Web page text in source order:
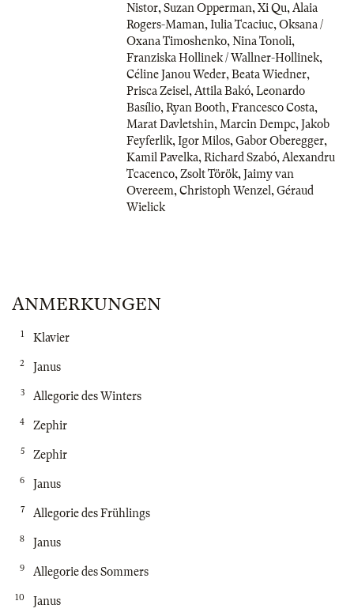
Nistor, Suzan Opperman, Xi Qu, Alaia
Rogers-Maman, Iulia Tcaciuc, Oksana /
Oxana Timoshenko, Nina Tonoli,
Franziska Hollinek / Wallner-Hollinek,
Céline Janou Weder, Beata Wiedner,
Prisca Zeisel , Attila Bakó, Leonardo
Basílio, Ryan Booth, Francesco Costa,
Marat Davletshin, Marcin Dempc, Jakob
Feyferlik, Igor Milos, Gabor Oberegger,
Kamil Pavelka, Richard Szabó, Alexandru
Tcacenco, Zsolt Török, Jaimy van
Overeem, Christoph Wenzel , Géraud
Wielick
ANMERKUNGEN
1 Klavier
2 Janus
3 Allegorie des Winters
4 Zephir
5 Zephir
6 Janus
7 Allegorie des Frühlings
8 Janus
9 Allegorie des Sommers
10 Janus